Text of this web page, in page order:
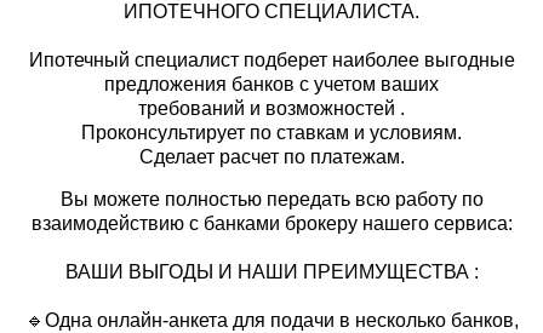
ИПОТЕЧНОГО СПЕЦИАЛИСТА.
Ипотечный специалист подберет наиболее выгодные
предложения банков с учетом ваших
требований и возможностей .
Проконсультирует по ставкам и условиям.
Сделает расчет по платежам.
Вы можете полностью передать всю работу по
взаимодействию с банками брокеру нашего сервиса:
ВАШИ ВЫГОДЫ И НАШИ ПРЕИМУЩЕСТВА :
🔹Одна онлайн-анкета для подачи в несколько банков,